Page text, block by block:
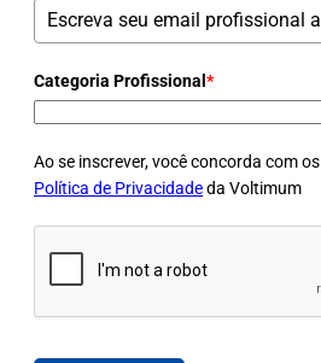
Categoria Profissional *
Ao se inscrever, você concorda com os
Política de Privacidadeda Voltimum